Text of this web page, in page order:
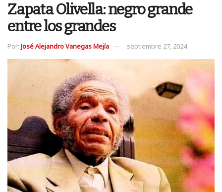
Zapata Olivella: negro grande
entre los grandes
Por: José Alejandro Vanegas Mejía septiembre 27, 2024